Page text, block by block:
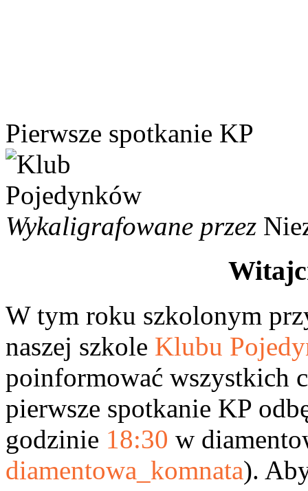
Pierwsze spotkanie KP
Wykaligrafowane przez
W tym roku szkolonym
naszej szkole Klubu
poinformować wszystkich
pierwsze spotkanie KP
godzinie 18:30 w
diamentowa_komnata).